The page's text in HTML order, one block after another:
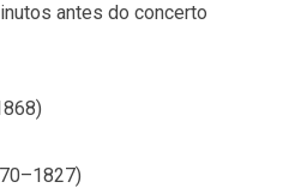
antes do concerto